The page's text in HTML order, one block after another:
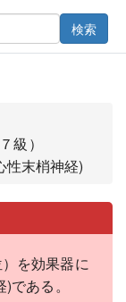
検索
級）
性末梢神経)
を効果器に
ある。